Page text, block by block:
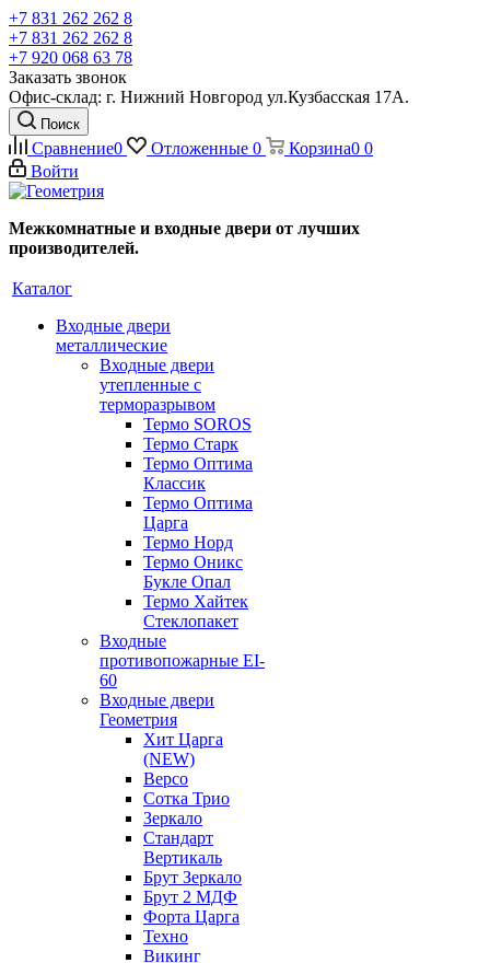
+7 831 262 262 8
+7 831 262 262 8
+7 920 068 63 78
Заказать звонок
Офис-склад: г. Нижний Новгород ул.Кузбасская 17А.
Поиск
Сравнение0 Отложенные 0 Корзина0 0
Войти
Межкомнатные и входные двери от лучших
производителей.
Каталог
Входные двери
металлические
Входные двери
утепленные с
терморазрывом
Термо SOROS
Термо Старк
Термо Оптима
Классик
Термо Оптима
Царга
Термо Норд
Термо Оникс
Букле Опал
Термо Хайтек
Стеклопакет
Входные
противопожарные EI-
60
Входные двери
Геометрия
Хит Царга
(NEW)
Версо
Сотка Трио
Зеркало
Стандарт
Вертикаль
Брут Зеркало
Брут 2 МДФ
Форта Царга
Техно
Викинг